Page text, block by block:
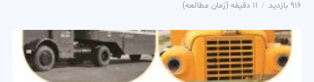
۹۱۶ بازدید ۱۱ دقیقه (زمان مطالعه)